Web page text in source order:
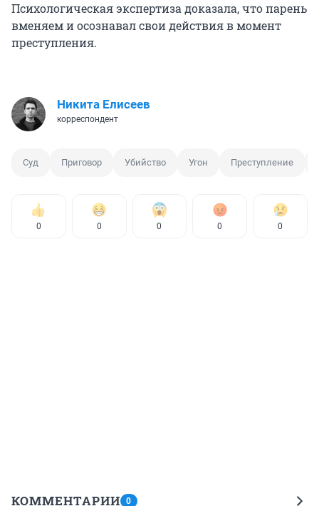
Психологическая экспертиза доказала, что парень
вменяем и осознавал свои действия в момент
преступления.
Никита Елисеев
корреспондент
Суд Приговор Убийство Угон Преступление
0 0 0 0 0
КОММЕНТАРИИ 0